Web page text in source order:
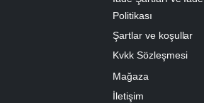
Politikası
Şartlar ve koşullar
Kvkk Sözleşmesi
Mağaza
İletişim